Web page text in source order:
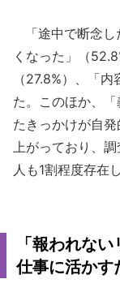
「途中で断念し
くなった」（
（27.8%）、「
た。このほか、
たきっかけが自
上がっており、
人も1割程度存在
「報われな
仕事に活かす